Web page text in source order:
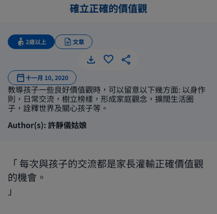
確立正確的價值觀
2歲以上 文章
十一月 10, 2020
教導孩子一些良好價值觀時，可以留意以下幾方面: 以身作
則，日常交流，樹立榜樣，形成家庭觀念，擴闊生活圈
子，詮釋世界及關心孩子等。
Author(s): 許靜儀姑娘
每次與孩子的交流都是家長灌輸正確價值觀
的機會。